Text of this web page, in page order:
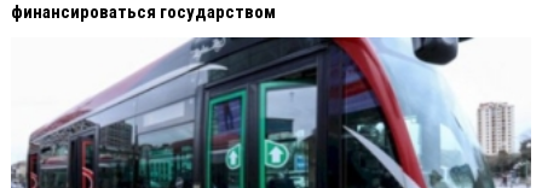
финансироваться государством